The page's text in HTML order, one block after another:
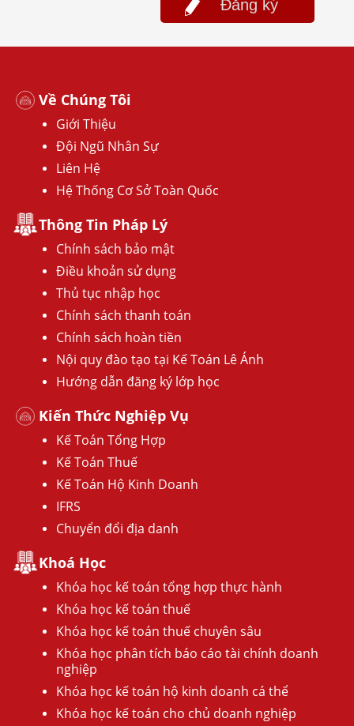
Đăng ký
Về Chúng Tôi
Giới Thiệu
Đội Ngũ Nhân Sự
Liên Hệ
Hệ Thống Cơ Sở Toàn Quốc
Thông Tin Pháp Lý
Chính sách bảo mật
Điều khoản sử dụng
Thủ tục nhập học
Chính sách thanh toán
Chính sách hoàn tiền
Nội quy đào tạo tại Kế Toán Lê Ánh
Hướng dẫn đăng ký lớp học
Kiến Thức Nghiệp Vụ
Kế Toán Tổng Hợp
Kế Toán Thuế
Kế Toán Hộ Kinh Doanh
IFRS
Chuyển đổi địa danh
Khoá Học
Khóa học kế toán tổng hợp thực hành
Khóa học kế toán thuế
Khóa học kế toán thuế chuyên sâu
Khóa học phân tích báo cáo tài chính doanh
nghiệp
Khóa học kế toán hộ kinh doanh cá thể
Khóa học kế toán cho chủ doanh nghiệp